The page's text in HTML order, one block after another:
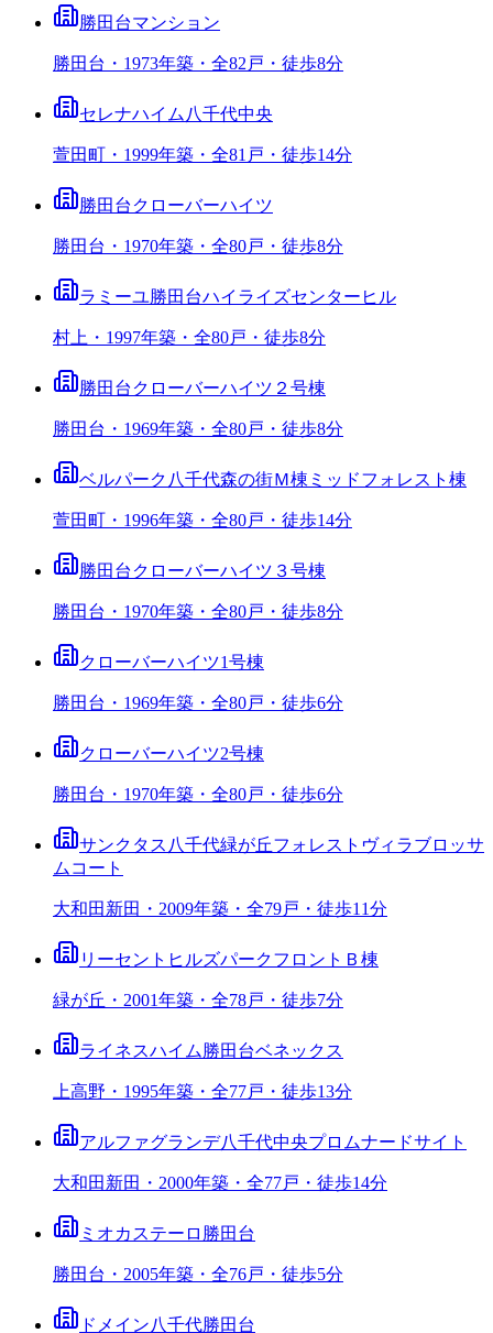
勝田台マンション
勝田台・1973年築・全82戸・徒歩8分
セレナハイム八千代中央
萱田町・1999年築・全81戸・徒歩14分
勝田台クローバーハイツ
勝田台・1970年築・全80戸・徒歩8分
ラミーユ勝田台ハイライズセンターヒル
村上・1997年築・全80戸・徒歩8分
勝田台クローバーハイツ２号棟
勝田台・1969年築・全80戸・徒歩8分
ベルパーク八千代森の街Ｍ棟ミッドフォレスト棟
萱田町・1996年築・全80戸・徒歩14分
勝田台クローバーハイツ３号棟
勝田台・1970年築・全80戸・徒歩8分
クローバーハイツ1号棟
勝田台・1969年築・全80戸・徒歩6分
クローバーハイツ2号棟
勝田台・1970年築・全80戸・徒歩6分
サンクタス八千代緑が丘フォレストヴィラブロッサ
ムコート
大和田新田・2009年築・全79戸・徒歩11分
リーセントヒルズパークフロントＢ棟
緑が丘・2001年築・全78戸・徒歩7分
ライネスハイム勝田台ベネックス
上高野・1995年築・全77戸・徒歩13分
アルファグランデ八千代中央プロムナードサイト
大和田新田・2000年築・全77戸・徒歩14分
ミオカステーロ勝田台
勝田台・2005年築・全76戸・徒歩5分
ドメイン八千代勝田台